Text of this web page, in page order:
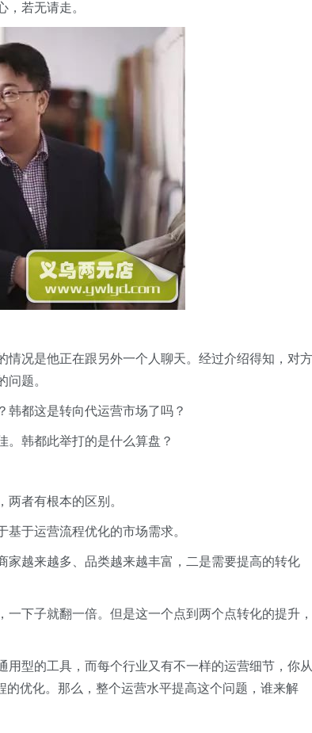
若无请走。
况是他正在跟另外一个人聊天。经过介绍得知，对方
题。
韩都这是转向代运营市场了吗？
。韩都此举打的是什么算盘？
者有根本的区别。
于运营流程优化的市场需求。
家越来越多、品类越来越丰富，二是需要提高的转化
下子就翻一倍。但是这一个点到两个点转化的提升，
用型的工具，而每个行业又有不一样的运营细节，你从
优化。那么，整个运营水平提高这个问题，谁来解